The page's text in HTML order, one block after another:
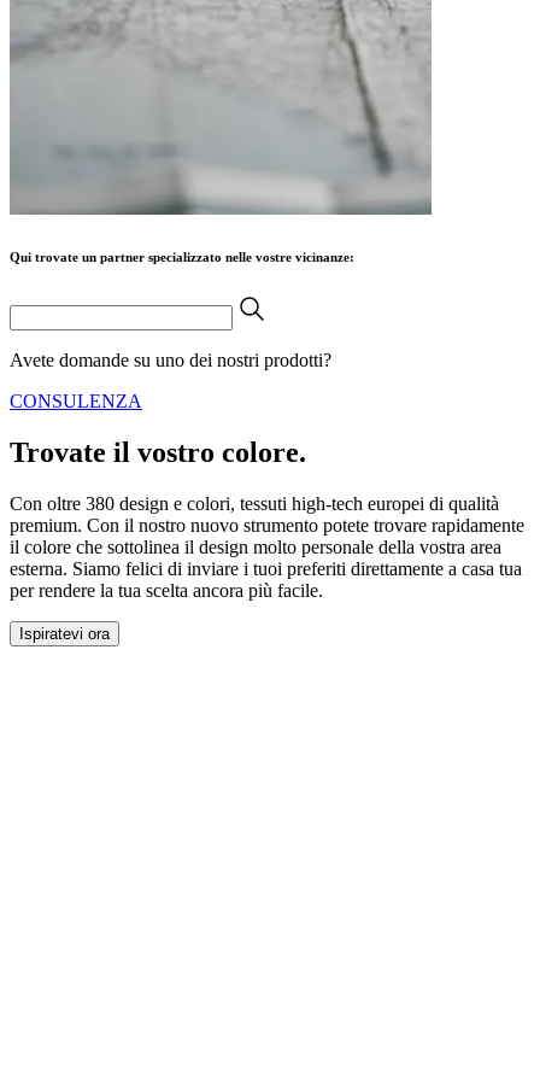
Qui trovate un partner specializzato nelle vostre vicinanze:
Avete domande su uno dei nostri prodotti?
CONSULENZA
Trovate il vostro colore.
Con oltre 380 design e colori, tessuti high-tech europei di qualità
premium. Con il nostro nuovo strumento potete trovare rapidamente
il colore che sottolinea il design molto personale della vostra area
esterna. Siamo felici di inviare i tuoi preferiti direttamente a casa tua
per rendere la tua scelta ancora più facile.
Ispiratevi ora